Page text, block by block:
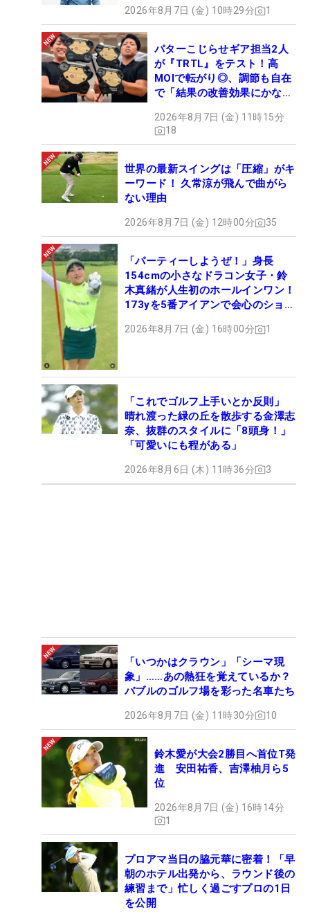
2026年8月7日 (金) 10時29分 1
パターこじらせギア担当2人
が『TRTL』をテスト！高
MOIで転がり◎、調節も自在
で「結果の改善効果にかなり
2026年8月7日 (金) 11時15分
18
世界の最新スイングは「圧縮」がキ
ーワード！ 久常涼が飛んで曲がら
ない理由
2026年8月7日 (金) 12時00分 35
「パーティーしようぜ！」身長
154cmの小さなドラコン女子・鈴
木真緒が人生初のホールインワン！
173yを5番アイアンで会心のショッ
2026年8月7日 (金) 16時00分 1
「これでゴルフ上手いとか反則」
晴れ渡った緑の丘を散歩する金澤志
奈、抜群のスタイルに「8頭身！」
「可愛いにも程がある」
2026年8月6日 (木) 11時36分 3
「いつかはクラウン」「シーマ現
象」……あの熱狂を覚えているか？
バブルのゴルフ場を彩った名車たち
2026年8月7日 (金) 11時30分 10
鈴木愛が大会2勝目へ首位T発
進 安田祐香、吉澤柚月ら5
位
2026年8月7日 (金) 16時14分
1
プロアマ当日の脇元華に密着！「早
朝のホテル出発から、ラウンド後の
練習まで」忙しく過ごすプロの1日
を公開